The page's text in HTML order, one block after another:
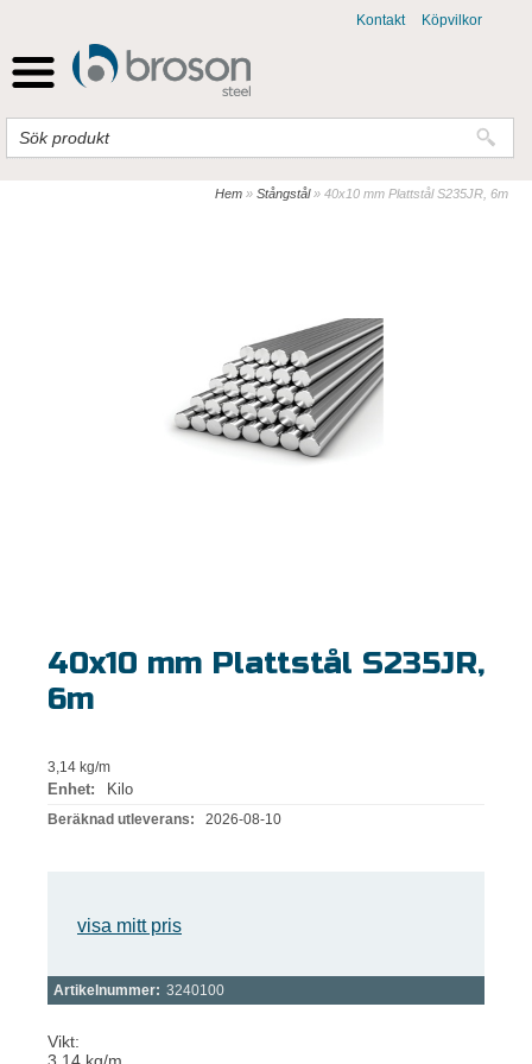
Kontakt Köpvilkor
Hem » Stångstål» 40x10 mm Plattstål S235JR, 6m
40x10 mm Plattstål S235JR,
6m
3,14 kg/m
Enhet: Kilo
Beräknad utleverans: 2026-08-10
visa mitt pris
Artikelnummer: 3240100
Vikt: